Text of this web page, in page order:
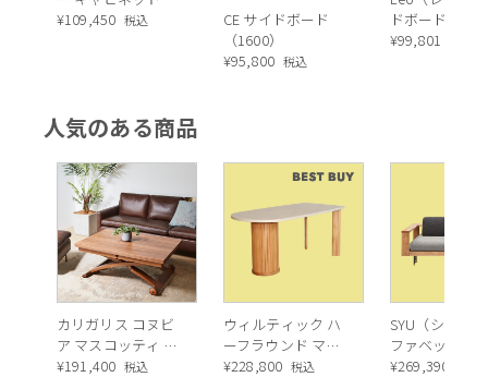
¥109,450 税込
CE サイドボード
（1600）
¥95,800 税込
ドボード
¥99,801
人気のある商品
カリガリス コヌビ
ア マスコッティ 伸
長・昇降式テーブ
¥191,400 税込
ウィルティック ハ
ーフラウンド マテ
ィエラ塗装 ダイニ
¥228,800 税込
SYU（シュウ
ファベッド（
ュラル）
¥269,390